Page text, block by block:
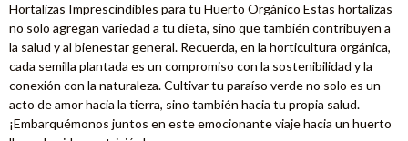
Hortalizas Imprescindibles para tu Huerto Orgánico Estas hortalizas
no solo agregan variedad a tu dieta, sino que también contribuyen a
la salud y al bienestar general. Recuerda, en la horticultura orgánica,
cada semilla plantada es un compromiso con la sostenibilidad y la
conexión con la naturaleza. Cultivar tu paraíso verde no solo es un
acto de amor hacia la tierra, sino también hacia tu propia salud.
¡Embarquémonos juntos en este emocionante viaje hacia un huerto